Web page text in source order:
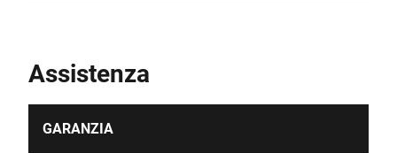
0.00261
Voltage [V]
Assistenza
GARANZIA